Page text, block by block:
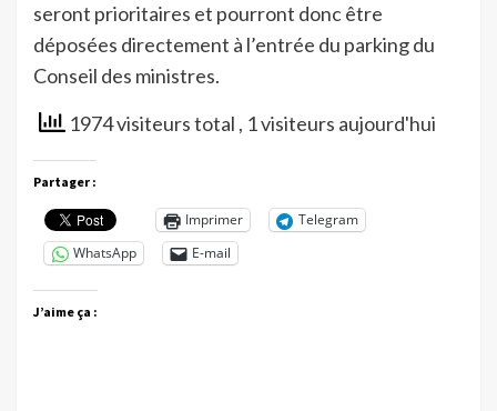
seront prioritaires et pourront donc être
déposées directement à l’entrée du parking du
Conseil des ministres.
1974 visiteurs total , 1 visiteurs aujourd'hui
Partager :
Imprimer
Telegram
WhatsApp
E-mail
J’aime ça :